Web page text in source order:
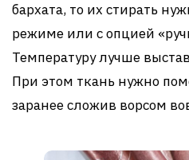
бархата, то их стирать
режиме или с опцией
Температуру лучше
При этом ткань нужно
заранее сложив ворсом